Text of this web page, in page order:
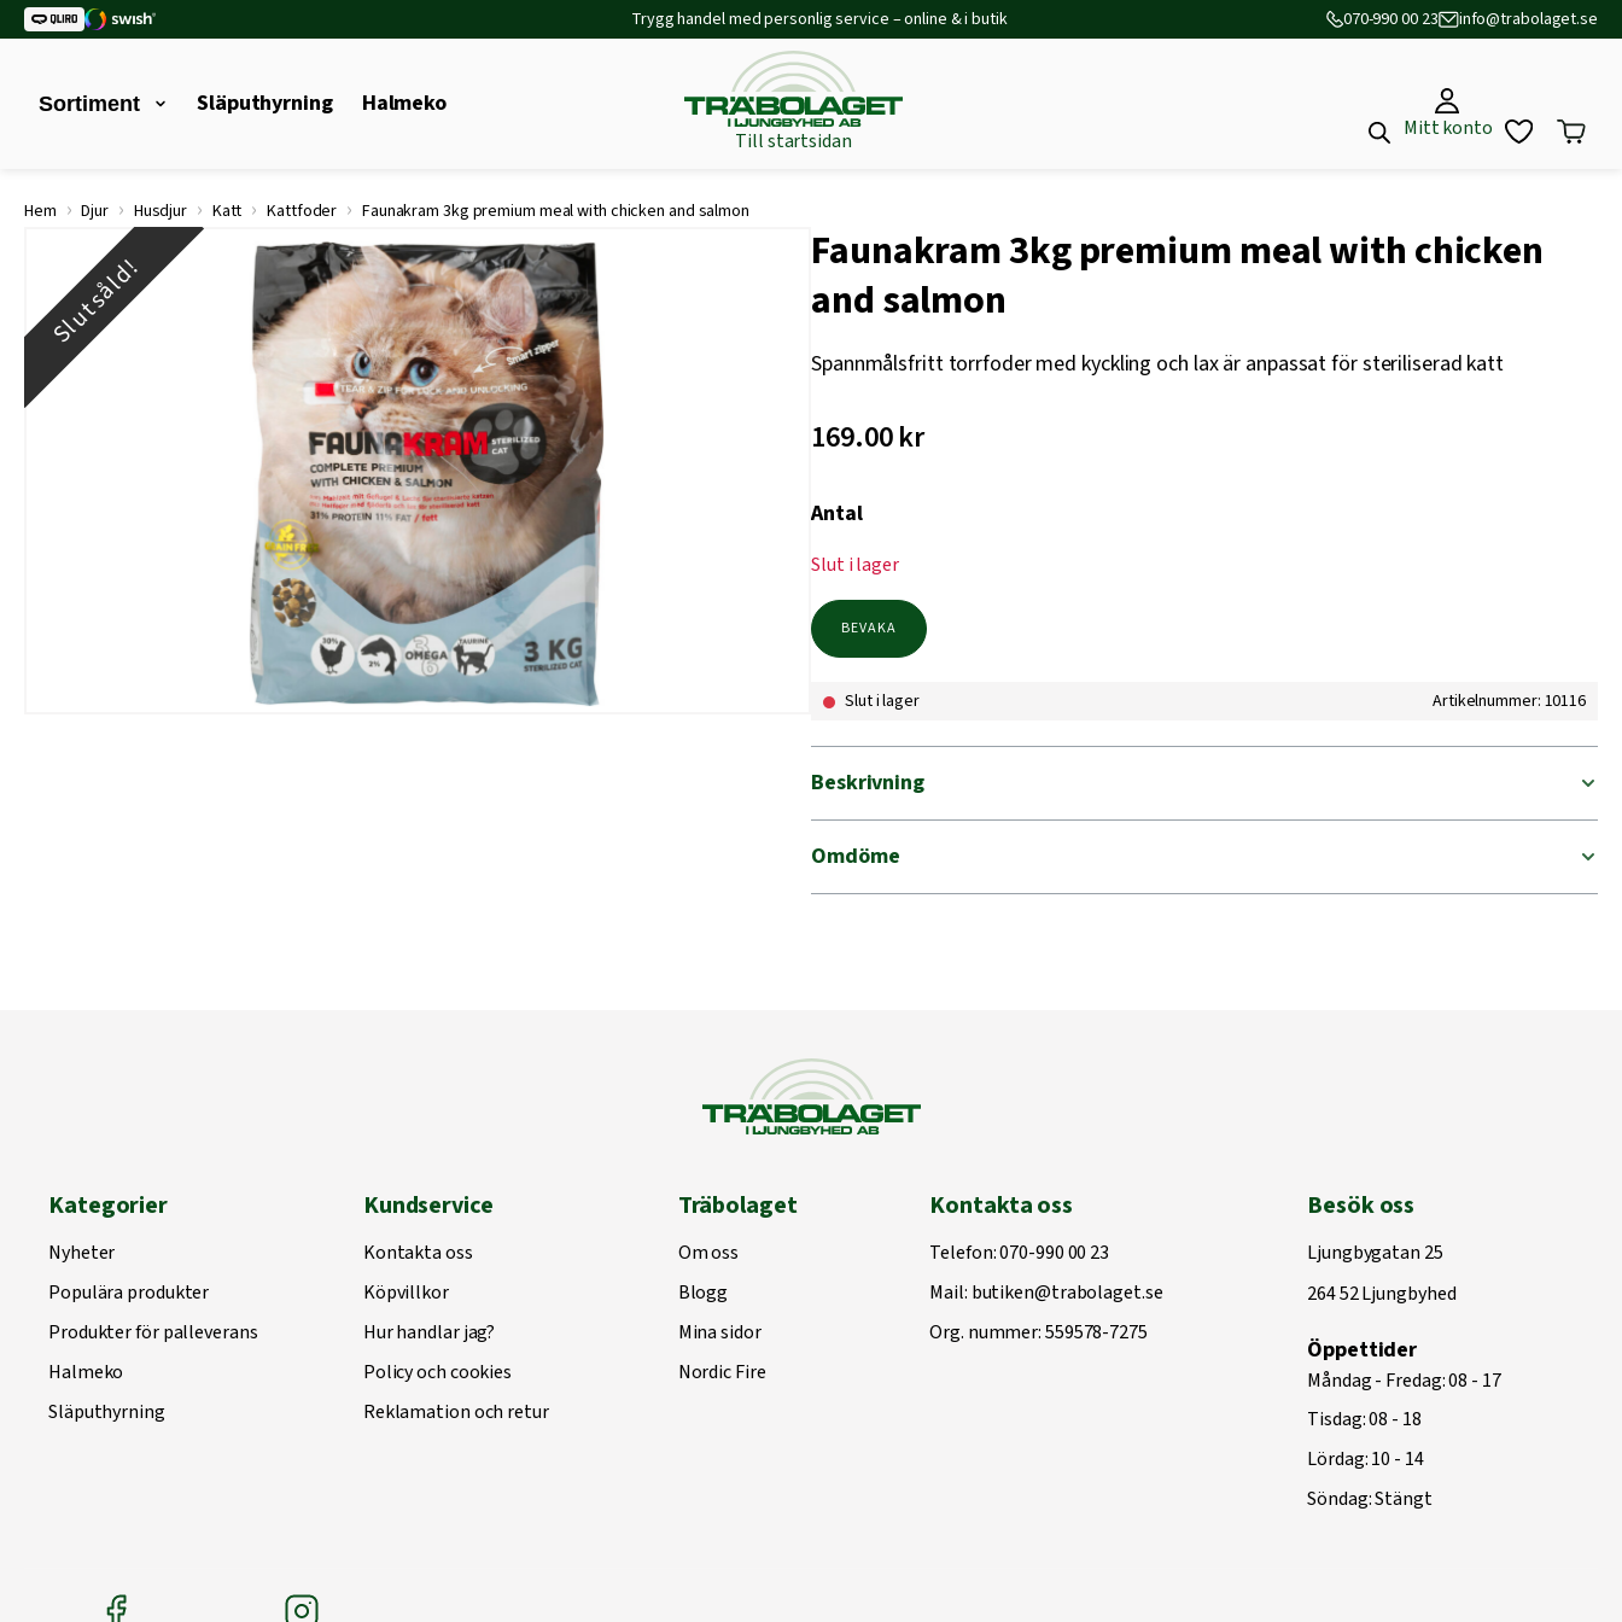
Trygg handel med personlig service – online & i butik 070-990 00 23 info@trabolaget.se
Sortiment Släputhyrning Halmeko
Till startsidan
Mitt konto
Hem › Djur › Husdjur › Katt › Kattfoder › Faunakram 3kg premium meal with chicken and salmon
Slutsåld!
Faunakram 3kg premium meal with chicken
and salmon
​Spannmålsfritt torrfoder med kyckling och lax är anpassat för steriliserad katt
169.00kr
Antal
Slut i lager
BEVAKA
Slut i lager Artikelnummer: 10116
Beskrivning
Omdöme
Kategorier
Nyheter
Populära produkter
Produkter för palleverans
Halmeko
Släputhyrning
Kundservice
Kontakta oss
Köpvillkor
Hur handlar jag?
Policy och cookies
Reklamation och retur
Träbolaget
Om oss
Blogg
Mina sidor
Nordic Fire
Kontakta oss
Telefon:070-990 00 23
Mail: butiken@trabolaget.se
Org. nummer: 559578-7275
Besök oss
Ljungbygatan 25
264 52 Ljungbyhed
Öppettider
Måndag - Fredag: 08 - 17
Tisdag: 08 - 18
Lördag: 10 - 14
Söndag: Stängt